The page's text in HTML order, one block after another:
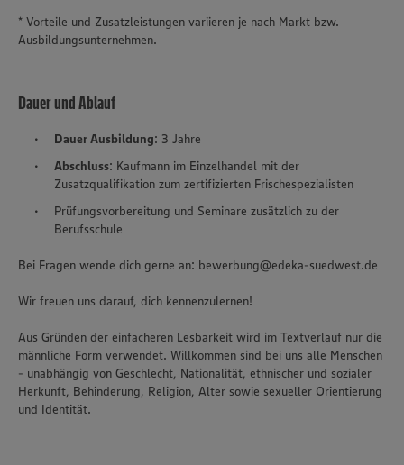
* Vorteile und Zusatzleistungen variieren je nach Markt bzw.
Ausbildungsunternehmen.
Dauer und Ablauf
Dauer Ausbildung: 3 Jahre
Abschluss: Kaufmann im Einzelhandel mit der
Zusatzqualifikation zum zertifizierten Frischespezialisten
Prüfungsvorbereitung und Seminare zusätzlich zu der
Berufsschule
Bei Fragen wende dich gerne an: bewerbung@edeka-suedwest.de
Wir freuen uns darauf, dich kennenzulernen!
Aus Gründen der einfacheren Lesbarkeit wird im Textverlauf nur die
männliche Form verwendet. Willkommen sind bei uns alle Menschen
- unabhängig von Geschlecht, Nationalität, ethnischer und sozialer
Herkunft, Behinderung, Religion, Alter sowie sexueller Orientierung
und Identität.